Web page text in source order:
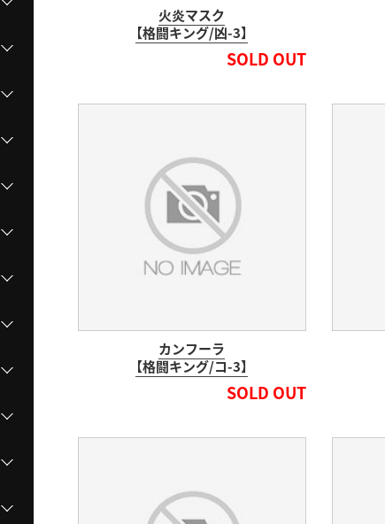
火炎マスク
【格闘キング/凶-3】
SOLD OUT
カンフーラ
【格闘キング/コ-3】
SOLD OUT